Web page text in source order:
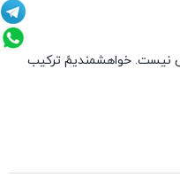
نیست. خواهشمندیمً ترکیب